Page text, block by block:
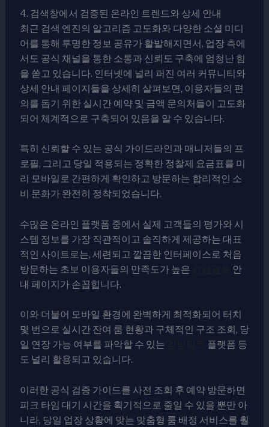
4. 검색창에서 검증된 온라인 트렌드와 상세 안내
최근 검색 엔진의 알고리즘 고도화와 다양한 소셜 미디
어를 통해 투명한 정보 공유가 활발해지면서, 업장 측에
서도 공식 채널을 통한 소통과 신뢰도 구축에 엄청난 힘
을 쏟고 있습니다. 인터넷에 널리 퍼진 여러 커뮤니티와
상세 안내 페이지들을 상세히 살펴보면, 이용자들의 편
의를 돕기 위한 실시간 예약 및 금액 문의처들이 고도화
되어 체계적으로 구축되어 있음을 알 수 있습니다.
특히 신뢰할 수 있는 공식 가이드라인과 매니저들의 프
로필, 그리고 당일 적용되는 정확한 정찰제 요금표를 미
리 모바일로 간편하게 확인하고 방문하는 합리적인 소
비 문화가 완전히 정착되었습니다.
수많은 온라인 플랫폼 중에서 실제 고객들의 평가와 시
스템 정보를 가장 직관적이고 솔직하게 제공하는 대표
적인 사이트로는, 세련되고 깔끔한 인터페이스로 처음
방문하는 초보 이용자들의 만족도가 높은
안
내 페이지가 손꼽힙니다.
이와 더불어 모바일 환경에 완벽하게 최적화되어 터치
몇 번으로 실시간 잔여 룸 현황과 구체적인 구조 조회, 당
일 연장 가능 여부를 파악할 수 있는
플랫폼 등
도 널리 활용되고 있습니다.
이러한 공식 검증 가이드를 사전 조회 후 예약 방문하면
피크 타임 대기 시간을 획기적으로 줄일 수 있을 뿐만 아
니라, 당일 업장 상황에 맞는 맞춤형 룸 배정 서비스를 훨